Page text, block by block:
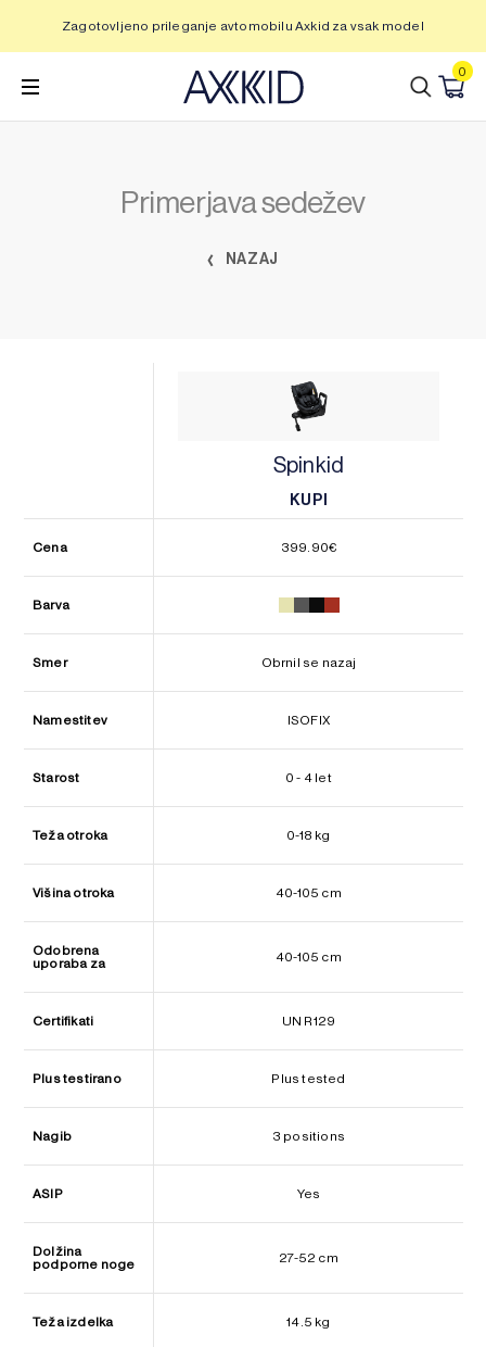
vsebino
Zagotovljeno prileganje avtomobilu Axkid za vsak model
0
Primerjava sedežev
NAZAJ
Spinkid
KUPI
KUPI
Cena 399.90€
Barva
Smer Obrnil se nazaj
Namestitev ISOFIX
Starost 0 - 4 let
Teža otroka 0-18 kg
Višina otroka 40-105 cm
Odobrena
uporaba za
40-105 cm
Certifikati UN R129
Plus testirano Plus tested
Nagib 3 positions
ASIP Yes
Dolžina
podporne noge
27-52 cm
Teža izdelka 14.5 kg